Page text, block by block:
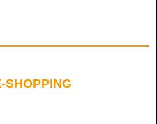
SHOPPING